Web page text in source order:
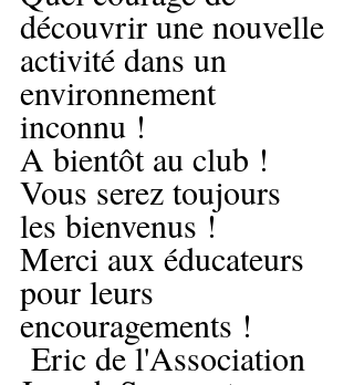
découvrir une nouvelle
activité dans un
environnement
inconnu !
A bientôt au club !
Vous serez toujours
les bienvenus !
Merci aux éducateurs
pour leurs
encouragements !
Eric de l'Association